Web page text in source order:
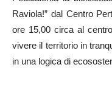
Raviola!” dal Centro
ore 15,00 circa al
vivere il territorio in
in una logica di